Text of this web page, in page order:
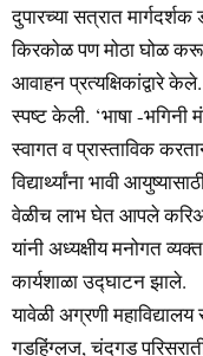
दुपारच्या सत्रात
किरकोळ पण मोठा घोळ करू
आवाहन प्रत्यक्षिकांद्वारे
स्पष्ट केली. ‘भाषा -
स्वागत व प्रास्ताविक
विद्यार्थ्यांना भावी
वेळीच लाभ घेत आपले
यांनी अध्यक्षीय मनोगत
कार्यशाळा उद्घाटन झाले.
यावेळी अग्रणी
गडहिंग्लज, चंदगड